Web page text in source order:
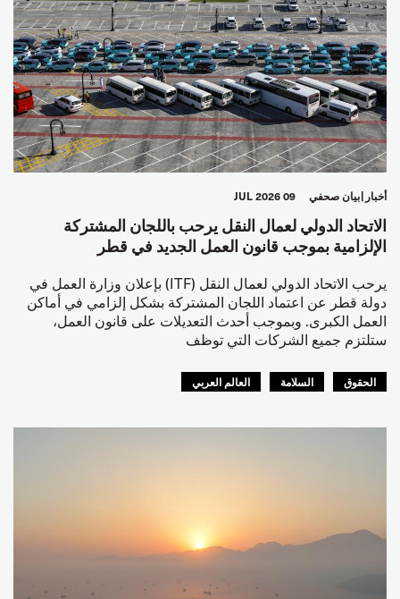
أخبار بيان صحفي 09 JUL 2026
الاتحاد الدولي لعمال النقل يرحب باللجان المشتركة
الإلزامية بموجب قانون العمل الجديد في قطر
يرحب الاتحاد الدولي لعمال النقل (ITF) بإعلان وزارة العمل في
دولة قطر عن اعتماد اللجان المشتركة بشكل إلزامي في أماكن
العمل الكبرى. وبموجب أحدث التعديلات على قانون العمل،
ستلتزم جميع الشركات التي توظف
الحقوق السلامة العالم العربي